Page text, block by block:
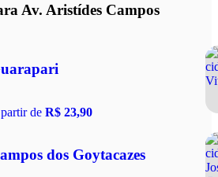
Av. Aristídes Campos
de R$ 23,90
dos Goytacazes